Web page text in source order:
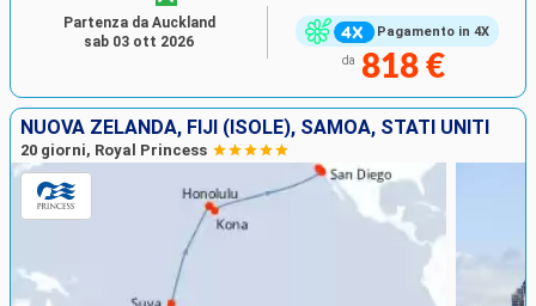
Pagamento in 4X
da 818 €
Partenza da Auckland
sab 03 ott 2026
NUOVA ZELANDA, FIJI (ISOLE), SAMOA, STATI UNITI
20 giorni, Royal Princess